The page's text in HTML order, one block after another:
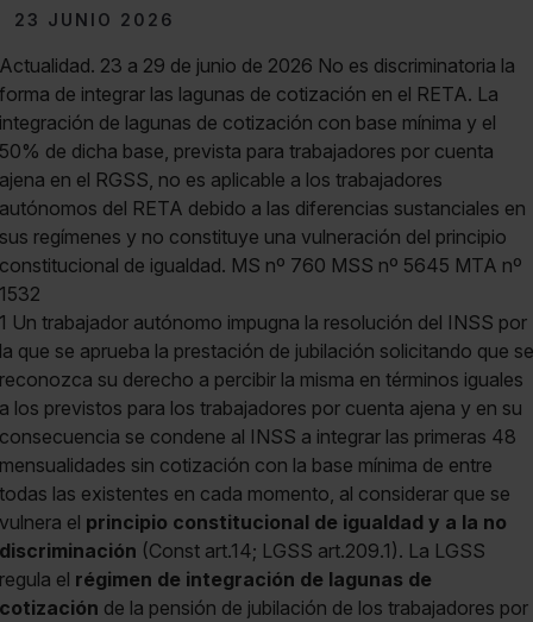
23 JUNIO 2026
Actualidad. 23 a 29 de junio de 2026 No es discriminatoria la
forma de integrar las lagunas de cotización en el RETA. La
integración de lagunas de cotización con base mínima y el
50% de dicha base, prevista para trabajadores por cuenta
ajena en el RGSS, no es aplicable a los trabajadores
autónomos del RETA debido a las diferencias sustanciales en
sus regímenes y no constituye una vulneración del principio
constitucional de igualdad. MS nº 760 MSS nº 5645 MTA nº
1532
1 Un trabajador autónomo impugna la resolución del INSS por
la que se aprueba la prestación de jubilación solicitando que se
reconozca su derecho a percibir la misma en términos iguales
a los previstos para los trabajadores por cuenta ajena y en su
consecuencia se condene al INSS a integrar las primeras 48
mensualidades sin cotización con la base mínima de entre
todas las existentes en cada momento, al considerar que se
vulnera el principio constitucional de igualdad y a la no
discriminación (Const art.14; LGSS art.209.1). La LGSS
regula el régimen de integración de lagunas de
cotización de la pensión de jubilación de los trabajadores por